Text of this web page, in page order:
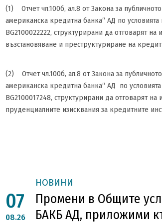
(1) Отчет чл.100б, ал.8 от Закона за
американска кредитна банка“ АД по
BG2100022222, структурирани да отговарят
възстановяване и преструктуриране на
(2) Отчет чл.100б, ал.8 от Закона за
американска кредитна банка“ АД по
BG2100017248, структурирани да отговарят
пруденциалните изисквания за кредитните
НОВИНИ
Промени в Общите
БАКБ АД, приложими
07
08.26